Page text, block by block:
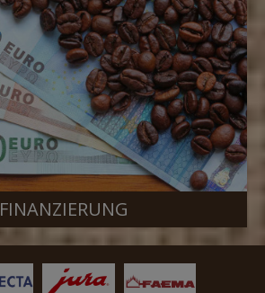
FINANZIERUNG